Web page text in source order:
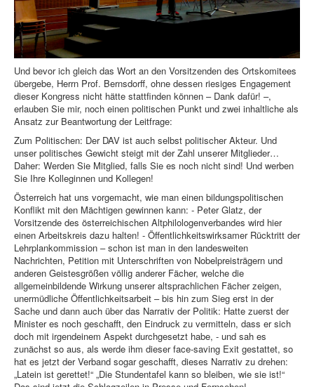
Und bevor ich gleich das Wort an den Vorsitzenden des Ortskomitees
übergebe, Herrn Prof. Bernsdorff, ohne dessen riesiges Engagement
dieser Kongress nicht hätte stattfinden können – Dank dafür! –,
erlauben Sie mir, noch einen politischen Punkt und zwei inhaltliche als
Ansatz zur Beantwortung der Leitfrage:
Zum Politischen: Der DAV ist auch selbst politischer Akteur. Und
unser politisches Gewicht steigt mit der Zahl unserer Mitglieder…
Daher: Werden Sie Mitglied, falls Sie es noch nicht sind! Und werben
Sie Ihre Kolleginnen und Kollegen!
Österreich hat uns vorgemacht, wie man einen bildungspolitischen
Konflikt mit den Mächtigen gewinnen kann: - Peter Glatz, der
Vorsitzende des österreichischen Altphilologenverbandes wird hier
einen Arbeitskreis dazu halten! - Öffentlichkeitswirksamer Rücktritt der
Lehrplankommission – schon ist man in den landesweiten
Nachrichten, Petition mit Unterschriften von Nobelpreisträgern und
anderen Geistesgrößen völlig anderer Fächer, welche die
allgemeinbildende Wirkung unserer altsprachlichen Fächer zeigen,
unermüdliche Öffentlichkeitsarbeit – bis hin zum Sieg erst in der
Sache und dann auch über das Narrativ der Politik: Hatte zuerst der
Minister es noch geschafft, den Eindruck zu vermitteln, dass er sich
doch mit irgendeinem Aspekt durchgesetzt habe, - und sah es
zunächst so aus, als werde ihm dieser face-saving Exit gestattet, so
hat es jetzt der Verband sogar geschafft, dieses Narrativ zu drehen:
„Latein ist gerettet!“ „Die Stundentafel kann so bleiben, wie sie ist!“